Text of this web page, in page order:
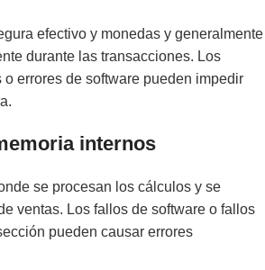
efectivo y monedas y generalmente
durante las transacciones. Los
errores de software pueden impedir
internos
se procesan los cálculos y se
ventas. Los fallos de software o fallos
pueden causar errores